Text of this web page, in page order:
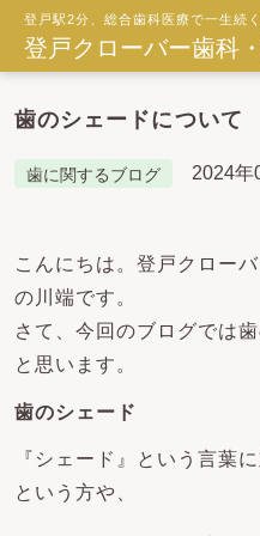
登戸駅2分、総合歯科医療で一生続
登戸クローバー歯科
歯のシェードについて
歯に関するブログ 2024年
こんにちは。登戸クロー
の川端です。
さて、今回のブログでは
と思います。
歯のシェード
『シェード』という言葉
という方や、